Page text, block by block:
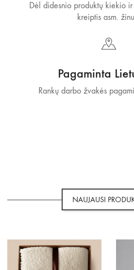
Dėl didesnio produktų kiekio
kreiptis asm.
Pagaminta
Rankų darbo žvakės
NAUJAUSI